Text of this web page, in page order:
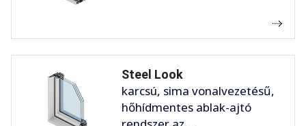
Steel Look
karcsú, sima vonalvezetésű,
hőhídmentes ablak-ajtó